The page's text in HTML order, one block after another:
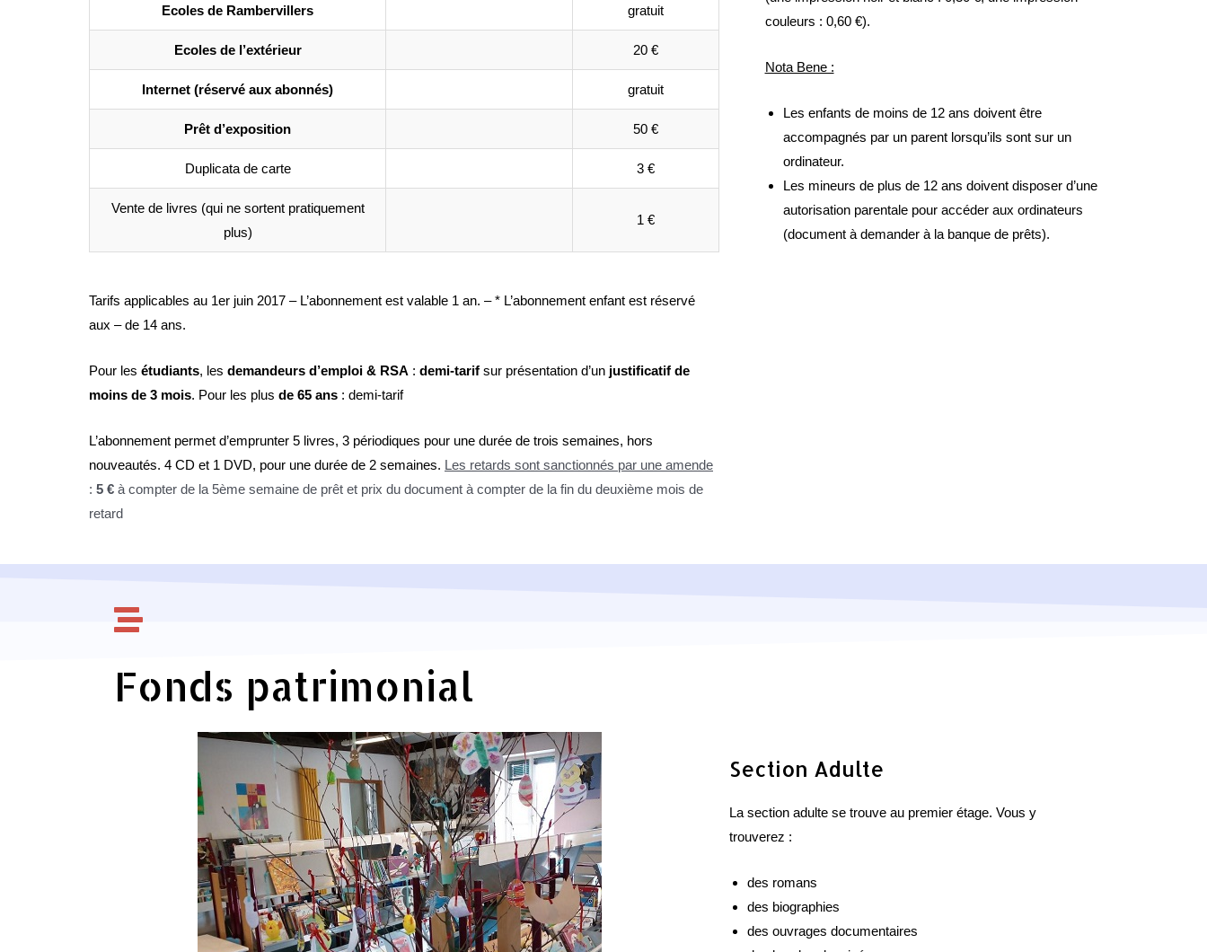
Ecoles de Rambervillers gratuit
Ecoles de l’extérieur 20 €
Internet (réservé aux abonnés) gratuit
Prêt d’exposition 50 €
Duplicata de carte 3 €
Vente de livres (qui ne sortent pratiquement
plus)
1 €
Tarifs applicables au 1er juin 2017 – L’abonnement est valable 1 an. – * L’abonnement enfant est réservé
aux – de 14 ans.
Pour les étudiants, les demandeurs d’emploi & RSA : demi-tarif sur présentation d’un justificatif de
moins de 3 mois. Pour les plus de 65 ans : demi-tarif
L’abonnement permet d’emprunter 5 livres, 3 périodiques pour une durée de trois semaines, hors
nouveautés. 4 CD et 1 DVD, pour une durée de 2 semaines. Les retards sont sanctionnés par une amende
: 5 € à compter de la 5ème semaine de prêt et prix du document à compter de la fin du deuxième mois de
retard
couleurs : 0,60 €).
Nota Bene :
Les enfants de moins de 12 ans doivent être
accompagnés par un parent lorsqu’ils sont sur un
ordinateur.
Les mineurs de plus de 12 ans doivent disposer d’une
autorisation parentale pour accéder aux ordinateurs
(document à demander à la banque de prêts).
Fonds patrimonial
Section Adulte
La section adulte se trouve au premier étage. Vous y
trouverez :
des romans
des biographies
des ouvrages documentaires